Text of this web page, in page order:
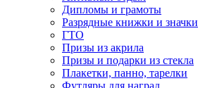
Дипломы и грамоты
Разрядные книжки и значки
ГТО
Призы из акрила
Призы и подарки из стекла
Плакетки, панно, тарелки
Футляры для наград